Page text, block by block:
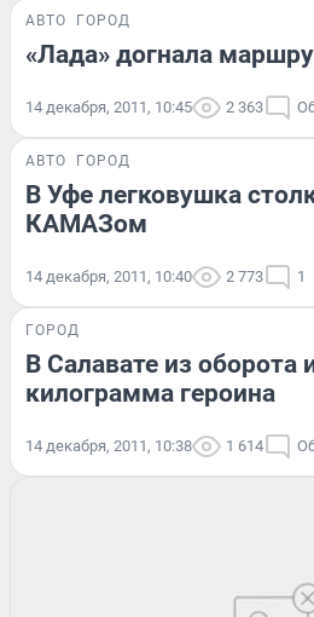
АВТО ГОРОД
«Лада» догнала
14 декабря, 2011, 10:45 2 363
АВТО ГОРОД
В Уфе легковушка
КАМАЗом
14 декабря, 2011, 10:40 2 773 1
ГОРОД
В Салавате из оборота
килограмма героина
14 декабря, 2011, 10:38 1 614